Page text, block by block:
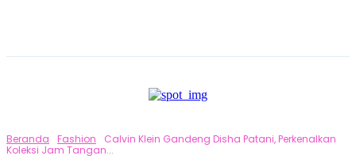
Beranda Fashion
Calvin Klein Gandeng Disha Patani, Perkenalkan
Koleksi Jam Tangan...